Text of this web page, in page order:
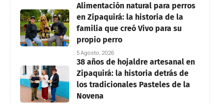
Alimentación natural para perros
en Zipaquirá: la historia de la
familia que creó Vivo para su
propio perro
5 Agosto, 2026
38 años de hojaldre artesanal en
Zipaquirá: la historia detrás de
los tradicionales Pasteles de la
Novena